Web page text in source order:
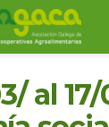
al 17/